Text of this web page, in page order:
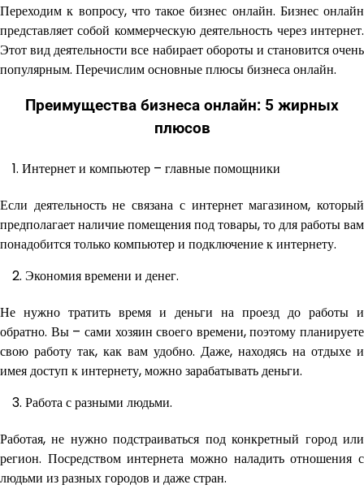
Переходим к вопросу, что такое бизнес онлайн. Бизнес онлайн
представляет собой коммерческую деятельность через интернет.
Этот вид деятельности все набирает обороты и становится очень
популярным. Перечислим основные плюсы бизнеса онлайн.
Преимущества бизнеса онлайн: 5 жирных
плюсов
Интернет и компьютер – главные помощники
Если деятельность не связана с интернет магазином, который
предполагает наличие помещения под товары, то для работы вам
понадобится только компьютер и подключение к интернету.
Экономия времени и денег.
Не нужно тратить время и деньги на проезд до работы и
обратно. Вы – сами хозяин своего времени, поэтому планируете
свою работу так, как вам удобно. Даже, находясь на отдыхе и
имея доступ к интернету, можно зарабатывать деньги.
Работа с разными людьми.
Работая, не нужно подстраиваться под конкретный город или
регион. Посредством интернета можно наладить отношения с
людьми из разных городов и даже стран.